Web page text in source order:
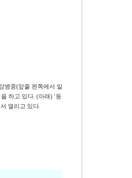
병중(앞줄 왼쪽에서 일
하고 있다. (아래) ‘동
열리고 있다.